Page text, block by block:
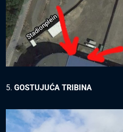
5. GOSTUJUĆA TRIBINA